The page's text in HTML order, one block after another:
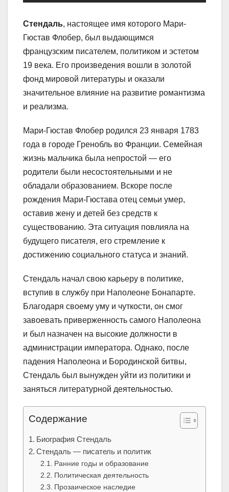
Стендаль, настоящее имя которого Мари-
Гюстав Флобер, был выдающимся
французским писателем, политиком и эстетом
19 века. Его произведения вошли в золотой
фонд мировой литературы и оказали
значительное влияние на развитие романтизма
и реализма.
Мари-Гюстав Флобер родился 23 января 1783
года в городе Гренобль во Франции. Семейная
жизнь мальчика была непростой — его
родители были несостоятельными и не
обладали образованием. Вскоре после
рождения Мари-Гюстава отец семьи умер,
оставив жену и детей без средств к
существованию. Эта ситуация повлияла на
будущего писателя, его стремление к
достижению социального статуса и знаний.
Стендаль начал свою карьеру в политике,
вступив в службу при Наполеоне Бонапарте.
Благодаря своему уму и чуткости, он смог
завоевать приверженность самого Наполеона
и был назначен на высокие должности в
администрации императора. Однако, после
падения Наполеона и Бородинской битвы,
Стендаль был вынужден уйти из политики и
заняться литературной деятельностью.
Содержание
Биография Стендаль
Стендаль — писатель и политик
Ранние годы и образование
Политическая деятельность
Прозаическое наследие